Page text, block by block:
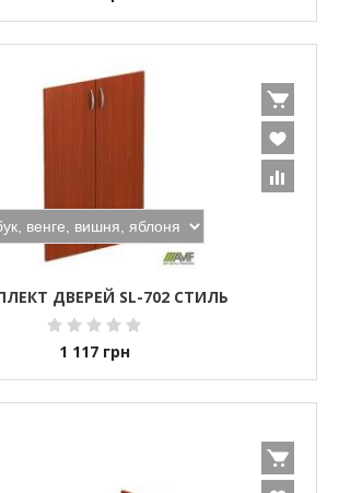
ДВЕРЕЙ SL-702 СТИЛЬ
1 117 грн